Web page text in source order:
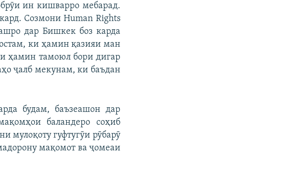
ин кишварро мебарад.
Созмони Human Rights
дар Бишкек боз карда
ки ҳамин қазияи ман
ҳамин тамоюл бори дигар
ҷалб мекунам, ки баъдан
будам, баъзеашон дар
баландеро соҳиб
мулоқоту гуфтугӯи рӯбарӯ
мақомот ва ҷомеаи